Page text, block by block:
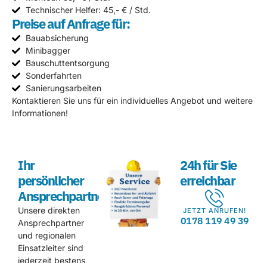
Technischer Helfer: 45,- € / Std.
Preise auf Anfrage für:
Bauabsicherung
Minibagger
Bauschuttentsorgung
Sonderfahrten
Sanierungsarbeiten
Kontaktieren Sie uns für ein individuelles Angebot und weitere
Informationen!
Ihr
persönlicher
Ansprechpartner
Unsere direkten
Ansprechpartner
und regionalen
Einsatzleiter sind
jederzeit bestens
24h für Sie
erreichbar
JETZT ANRUFEN!
0178 119 49 39